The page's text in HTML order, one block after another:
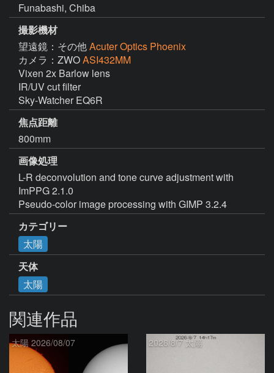
Funabashi, Chiba
撮影機材
望遠鏡：その他Acuter Optics Phoenix
カメラ：ZWOASI432MM
Vixen 2x Barlow lens
IR/UV cut filter
Sky-Watcher EQ6R
焦点距離
800mm
画像処理
L-R deconvolution and tone curve adjustment with
ImPPG 2.1.0
Pseudo-color image processing with GIMP 3.2.4
カテゴリー
太陽
天体
太陽
関連作品
太陽 2026/08/07 2026/8/7 太陽